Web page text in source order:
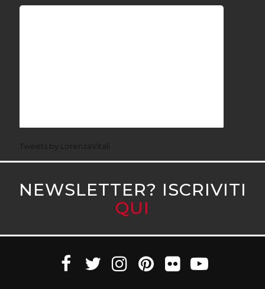
Tweets by LorenzaVitali
NEWSLETTER? ISCRIVITI
QUI